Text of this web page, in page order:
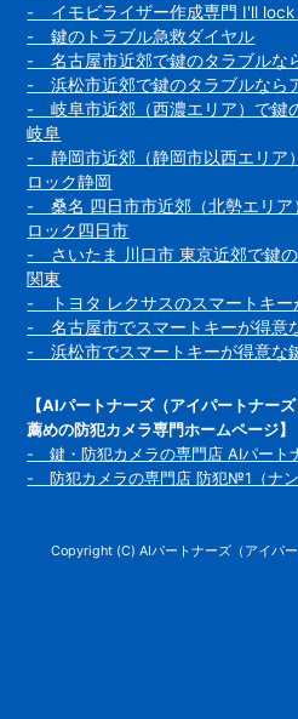
- イモビライザー作成専門 I'll lock
- 鍵のトラブル急救ダイヤル
- 名古屋市近郊で鍵のタラブルな
- 浜松市近郊で鍵のタラブルなら
- 岐阜市近郊（西濃エリア）で鍵
岐阜
- 静岡市近郊（静岡市以西エリア
ロック静岡
- 桑名 四日市市近郊（北勢エリア
ロック四日市
- さいたま 川口市 東京近郊で鍵
関東
- トヨタ レクサスのスマートキー
- 名古屋市でスマートキーが得意
- 浜松市でスマートキーが得意な
【AIパートナーズ（アイパートナー
薦めの防犯カメラ専門ホームページ】
- 鍵・防犯カメラの専門店 AIパート
- 防犯カメラの専門店 防犯№1（ナン
Copyright (C) AIパートナーズ（アイパ